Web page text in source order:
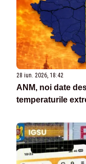
28 iun. 2026, 18:42
ANM, noi date
temperaturile